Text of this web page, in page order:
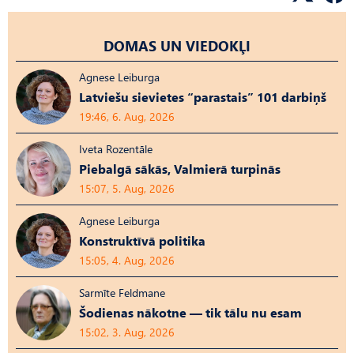
DOMAS UN VIEDOKĻI
Agnese Leiburga
Latviešu sievietes “parastais” 101 darbiņš
19:46, 6. Aug, 2026
Iveta Rozentāle
Piebalgā sākās, Valmierā turpinās
15:07, 5. Aug, 2026
Agnese Leiburga
Konstruktīvā politika
15:05, 4. Aug, 2026
Sarmīte Feldmane
Šodienas nākotne — tik tālu nu esam
15:02, 3. Aug, 2026